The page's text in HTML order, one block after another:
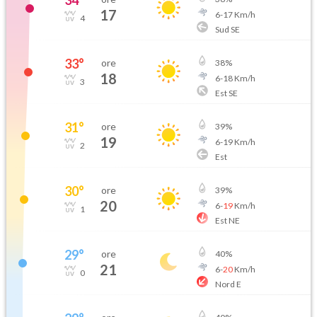
4 17
6-17Km/h
Sud SE
33°
3
ore
18
38%
6-18Km/h
Est SE
31°
2
ore
19
39%
6-19Km/h
Est
30°
1
ore
20
39%
6-19Km/h
Est NE
29°
0
ore
21
40%
6-20Km/h
Nord E